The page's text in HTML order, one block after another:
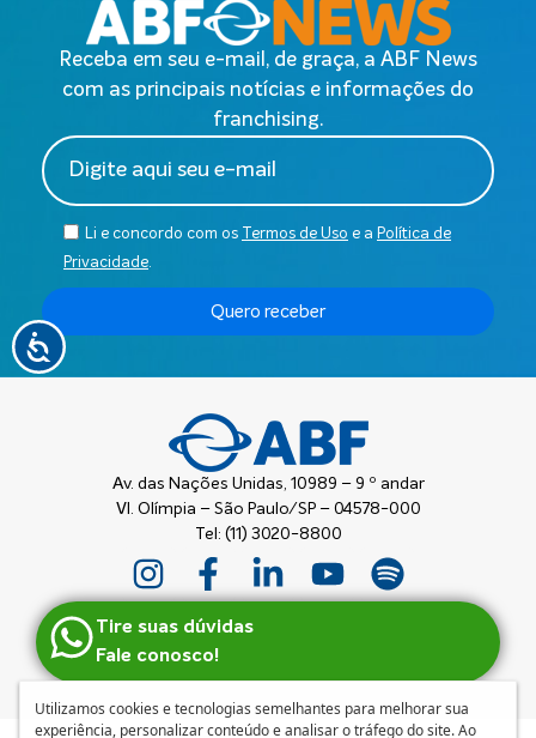
Receba em seu e-mail, de graça, a ABF News
com as principais notícias e informações do
franchising.
Li e concordo com os Termos de Uso e a Política de
Privacidade.
Quero receber
Av. das Nações Unidas, 10989 – 9 º andar
Vl. Olímpia – São Paulo/SP – 04578-000
Tel: (11) 3020-8800
Tire suas dúvidas
Fale conosco!
Utilizamos cookies e tecnologias semelhantes para melhorar sua
experiência, personalizar conteúdo e analisar o tráfego do site. Ao